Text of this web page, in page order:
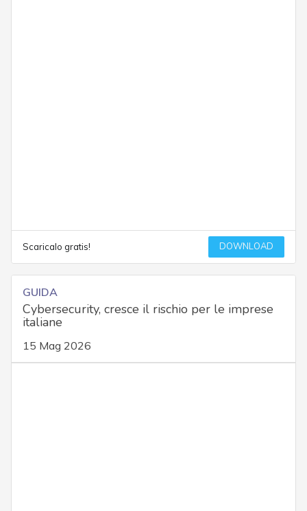
Scaricalo gratis! DOWNLOAD
GUIDA
Cybersecurity, cresce il rischio per le imprese
italiane
15 Mag 2026